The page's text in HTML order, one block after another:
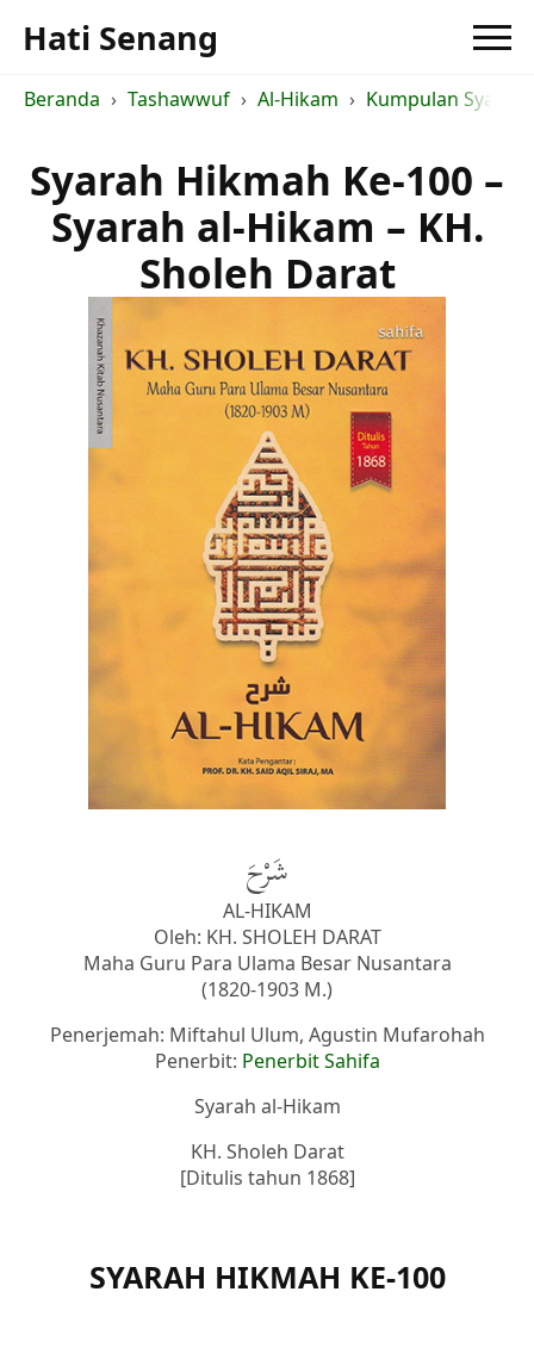
Hati Senang
Beranda Tashawwuf Al-Hikam Kumpulan Syarah
Syarah Hikmah Ke-100 –
Syarah al-Hikam – KH.
Sholeh Darat
شَرْحَ
AL-HIKAM
Oleh: KH. SHOLEH DARAT
Maha Guru Para Ulama Besar Nusantara
(1820-1903 M.)
Penerjemah: Miftahul Ulum, Agustin Mufarohah
Penerbit: Penerbit Sahifa
Syarah al-Hikam
KH. Sholeh Darat
[Ditulis tahun 1868]
SYARAH HIKMAH KE-100